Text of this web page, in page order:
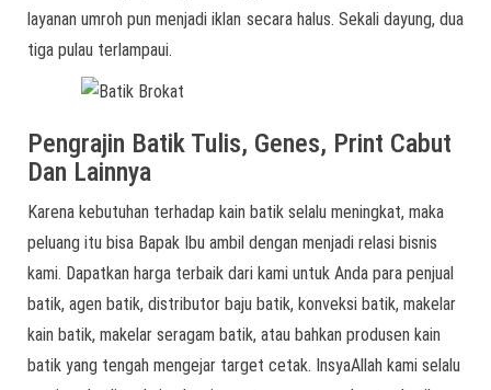
layanan umroh pun menjadi iklan secara halus. Sekali dayung, dua
tiga pulau terlampaui.
Pengrajin Batik Tulis, Genes, Print Cabut
Dan Lainnya
Karena kebutuhan terhadap kain batik selalu meningkat, maka
peluang itu bisa Bapak Ibu ambil dengan menjadi relasi bisnis
kami. Dapatkan harga terbaik dari kami untuk Anda para penjual
batik, agen batik, distributor baju batik, konveksi batik, makelar
kain batik, makelar seragam batik, atau bahkan produsen kain
batik yang tengah mengejar target cetak. InsyaAllah kami selalu